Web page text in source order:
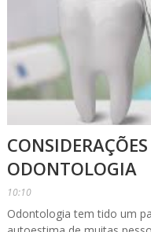
ODONTOLOGIA
10:10
Odontologia tem tido um